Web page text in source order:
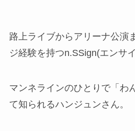
路上ライブからアリーナ公演
ジ経験を持つn.SSign(エンサイ
マンネラインのひとりで「わ
て知られるハンジュンさん。